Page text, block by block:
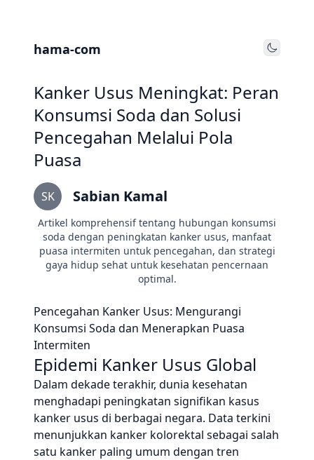
hama-com Toggle
Kanker Usus Meningkat: Peran
Konsumsi Soda dan Solusi
Pencegahan Melalui Pola
Puasa
SK Sabian Kamal
Artikel komprehensif tentang hubungan konsumsi
soda dengan peningkatan kanker usus, manfaat
puasa intermiten untuk pencegahan, dan strategi
gaya hidup sehat untuk kesehatan pencernaan
optimal.
Pencegahan Kanker Usus: Mengurangi
Konsumsi Soda dan Menerapkan Puasa
Intermiten
Epidemi Kanker Usus Global
Dalam dekade terakhir, dunia kesehatan
menghadapi peningkatan signifikan kasus
kanker usus di berbagai negara. Data terkini
menunjukkan kanker kolorektal sebagai salah
satu kanker paling umum dengan tren